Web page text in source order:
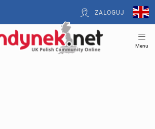
ZALOGUJ
Menu